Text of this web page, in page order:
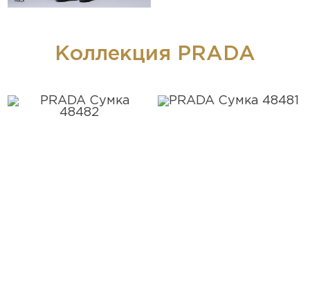
Коллекция PRADA